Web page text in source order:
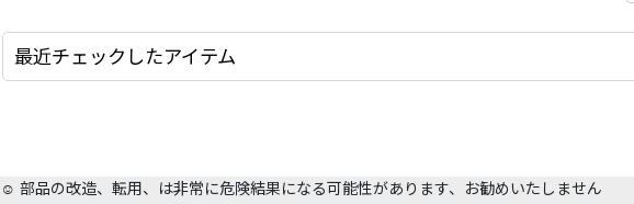
最近チェックしたアイテム
☺️ 部品の改造、転用、は非常に危険結果になる可能性があります、お勧めいたしません